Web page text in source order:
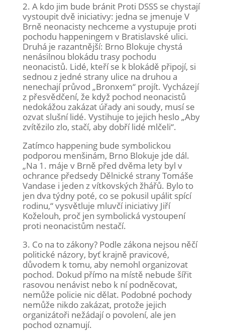
2. A kdo jim bude bránit Proti DSSS se chystají
vystoupit dvě iniciativy: jedna se jmenuje V
Brně neonacisty nechceme a vystupuje proti
pochodu happeningem v Bratislavské ulici.
Druhá je razantnější: Brno Blokuje chystá
nenásilnou blokádu trasy pochodu
neonacistů. Lidé, kteří se k blokádě připojí, si
sednou z jedné strany ulice na druhou a
nenechají průvod „Bronxem“ projít. Vycházejí
z přesvědčení, že když pochod neonacistů
nedokážou zakázat úřady ani soudy, musí se
ozvat slušní lidé. Vystihuje to jejich heslo „Aby
zvítězilo zlo, stačí, aby dobří lidé mlčeli“.
Zatímco happening bude symbolickou
podporou menšinám, Brno Blokuje jde dál.
„Na 1. máje v Brně před dvěma lety byl v
ochrance předsedy Dělnické strany Tomáše
Vandase i jeden z vítkovských žhářů. Bylo to
jen dva týdny poté, co se pokusil upálit spící
rodinu,“ vysvětluje mluvčí iniciativy Jiří
Koželouh, proč jen symbolická vystoupení
proti neonacistům nestačí.
3. Co na to zákony? Podle zákona nejsou něčí
politické názory, byť krajně pravicové,
důvodem k tomu, aby nemohl organizovat
pochod. Dokud přímo na místě nebude šířit
rasovou nenávist nebo k ní podněcovat,
nemůže policie nic dělat. Podobné pochody
nemůže nikdo zakázat, protože jejich
organizátoři nežádají o povolení, ale jen
pochod oznamují.